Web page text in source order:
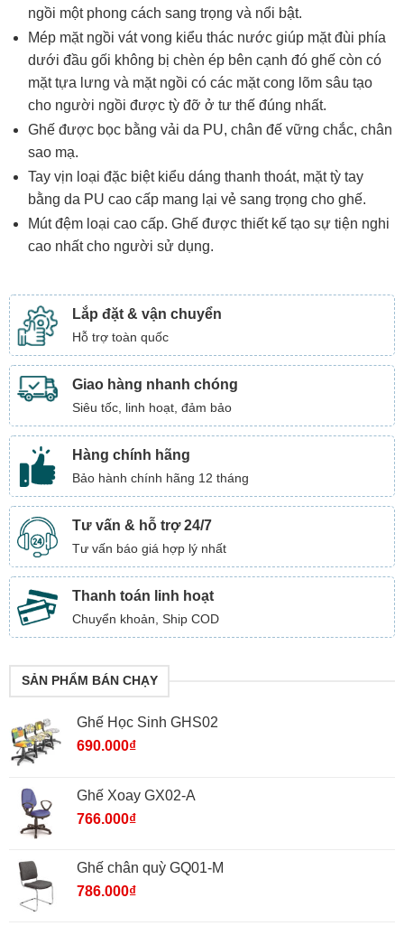
ngồi một phong cách sang trọng và nổi bật.
Mép mặt ngồi vát vong kiểu thác nước giúp mặt đùi phía
dưới đầu gối không bị chèn ép bên cạnh đó ghế còn có
mặt tựa lưng và mặt ngồi có các mặt cong lõm sâu tạo
cho người ngồi được tỳ đỡ ở tư thế đúng nhất.
Ghế được bọc bằng vải da PU, chân đế vững chắc, chân
sao mạ.
Tay vịn loại đặc biệt kiểu dáng thanh thoát, mặt tỳ tay
bằng da PU cao cấp mang lại vẻ sang trọng cho ghế.
Mút đệm loại cao cấp. Ghế được thiết kế tạo sự tiện nghi
cao nhất cho người sử dụng.
Lắp đặt & vận chuyển
Hỗ trợ toàn quốc
Giao hàng nhanh chóng
Siêu tốc, linh hoạt, đảm bảo
Hàng chính hãng
Bảo hành chính hãng 12 tháng
Tư vấn & hỗ trợ 24/7
Tư vấn báo giá hợp lý nhất
Thanh toán linh hoạt
Chuyển khoản, Ship COD
SẢN PHẨM BÁN CHẠY
Ghế Học Sinh GHS02
690.000₫
Ghế Xoay GX02-A
766.000₫
Ghế chân quỳ GQ01-M
786.000₫